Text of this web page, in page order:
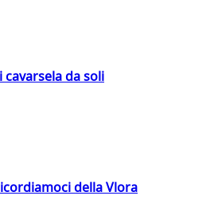
da soli
della Vlora